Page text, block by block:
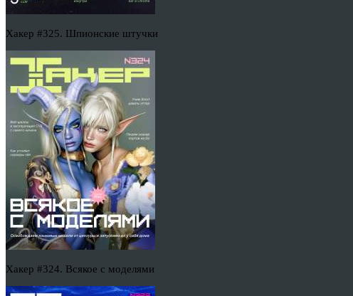
Хакер #325. Шпионские штучки
Хакер #324. Всякое с моделями